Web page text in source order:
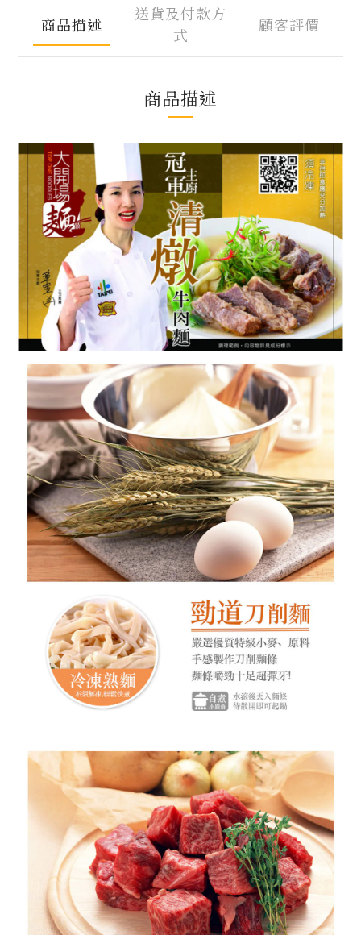
商品描述
送貨及付款方
式
顧客評價
商品描述